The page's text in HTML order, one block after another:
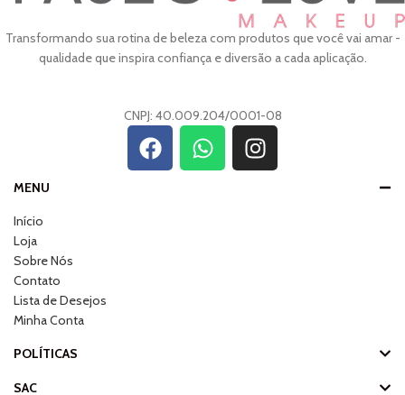
Transformando sua rotina de beleza com produtos que você vai amar -
qualidade que inspira confiança e diversão a cada aplicação.
CNPJ: 40.009.204/0001-08
MENU
Início
Loja
Sobre Nós
Contato
Lista de Desejos
Minha Conta
POLÍTICAS
SAC